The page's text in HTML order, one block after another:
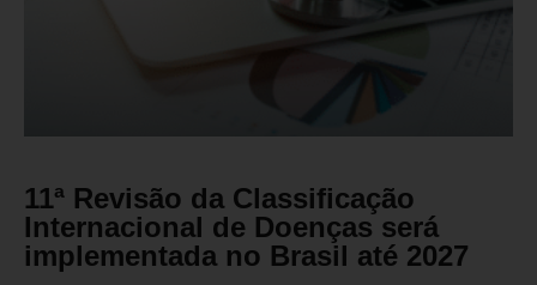
11ª Revisão da Classificação
Internacional de Doenças será
implementada no Brasil até 2027